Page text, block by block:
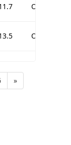
OH3952H
OH3052H
»